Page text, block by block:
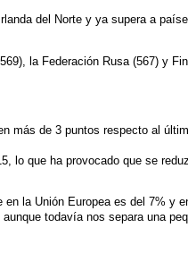
del Norte y ya supera a
la Federación Rusa (567) y
más de 3 puntos respecto al
lo que ha provocado que se
la Unión Europea es del 7% y
todavía nos separa una